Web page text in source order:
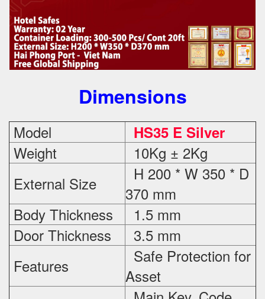
Dimensions
Model HS35 E Silver
Weight
10Kg ± 2Kg
External Size
H 200 * W 350 * D
370 mm
Body Thickness
1.5 mm
Door Thickness
3.5 mm
Features
Safe Protection for
Asset